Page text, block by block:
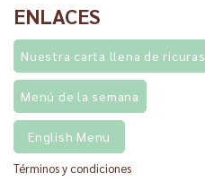
ENLACES
Nuestra carta llena de ricuras
Menú de la semana
English Menu
Términos y condiciones